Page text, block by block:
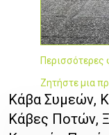
Ζητήστε μια
Κάβα Συμεών,
Κάβες Ποτών,